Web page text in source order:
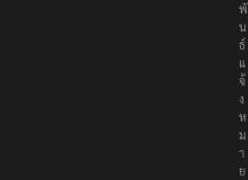
พั
น
ธ์
แ
จ้
ง
ห
ม
า
ย